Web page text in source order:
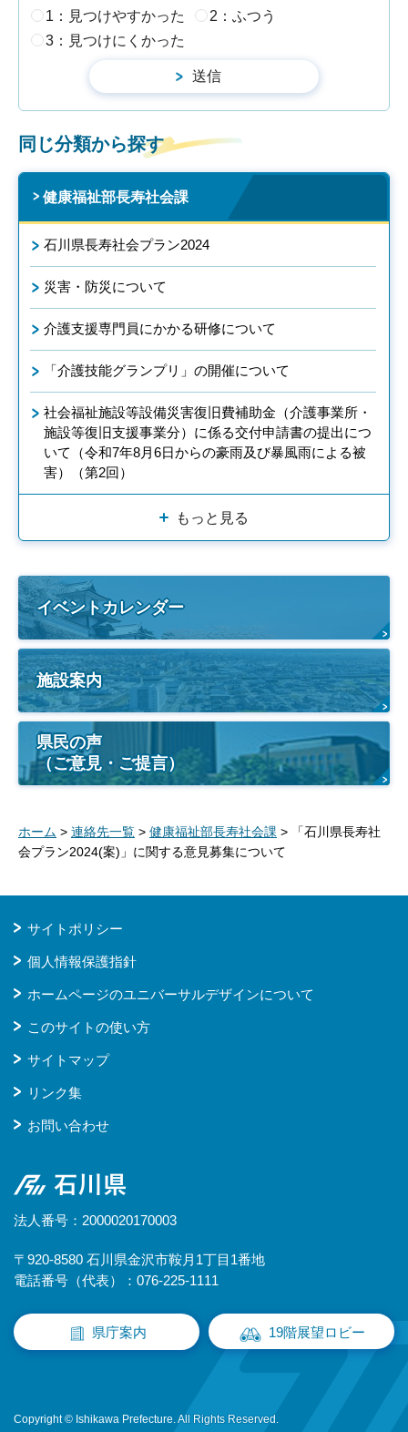
1：見つけやすかった
2：ふつう
3：見つけにくかった
同じ分類から探す
健康福祉部長寿社会課
石川県長寿社会プラン2024
災害・防災について
介護支援専門員にかかる研修について
「介護技能グランプリ」の開催について
社会福祉施設等設備災害復旧費補助金（介護事業所・
施設等復旧支援事業分）に係る交付申請書の提出につ
いて（令和7年8月6日からの豪雨及び暴風雨による被
害）（第2回）
もっと見る
イベントカレンダー
施設案内
県民の声
（ご意見・ご提言）
ホーム > 連絡先一覧 > 健康福祉部長寿社会課 > 「石川県長寿社
会プラン2024(案)」に関する意見募集について
サイトポリシー
個人情報保護指針
ホームページのユニバーサルデザインについて
このサイトの使い方
サイトマップ
リンク集
お問い合わせ
石川県
法人番号：2000020170003
〒920-8580 石川県金沢市鞍月1丁目1番地
電話番号（代表）：076-225-1111
県庁案内 19階展望ロビー
Copyright © Ishikawa Prefecture. All Rights Reserved.